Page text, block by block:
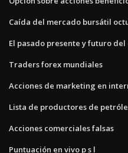
Caída del mercado bursátil
El pasado presente y futuro
Traders forex mundiales
Acciones de marketing en
Lista de productores de
Acciones comerciales falsas
Puntuación en vivo p s l